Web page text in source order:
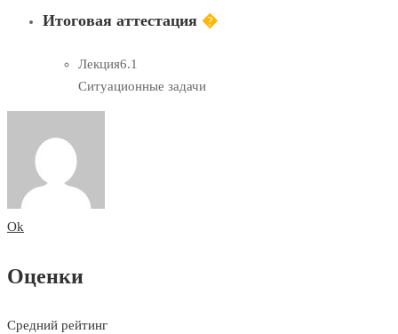
Итоговая аттестация �
Лекция6.1
Ситуационные задачи
Ok
Оценки
Средний рейтинг